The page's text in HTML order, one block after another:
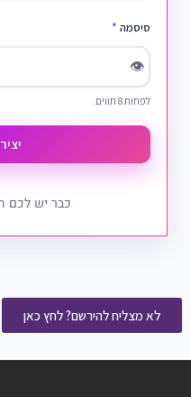
סיסמה *
👁
לפחות 8 תווים.
כבר יש לכם
לא מצליח להירשם? לחץ כאן